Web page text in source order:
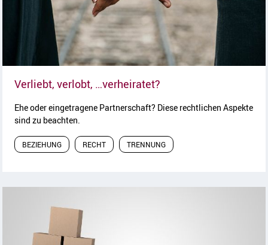
Verliebt, verlobt, …verheiratet?
Ehe oder eingetragene Partnerschaft? Diese rechtlichen Aspekte
sind zu beachten.
BEZIEHUNG RECHT TRENNUNG